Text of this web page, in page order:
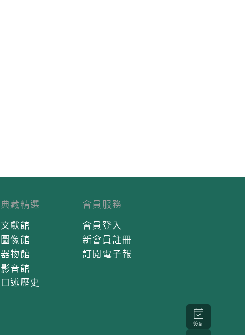
典藏精選
文獻館
圖像館
器物館
影音館
口述歷史
會員服務
會員登入
新會員註冊
訂閱電子報
簽到